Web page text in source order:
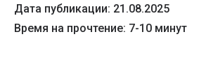
Дата публикации: 21.08.2025
Время на прочтение: 7-10 минут